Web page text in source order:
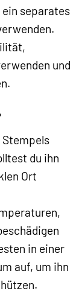
separates
und
Stempels
du ihn
Ort
in einer
auf, um ihn